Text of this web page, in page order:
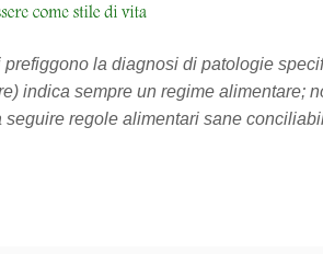
la diagnosi di patologie
indica sempre un regime alimentare;
regole alimentari sane